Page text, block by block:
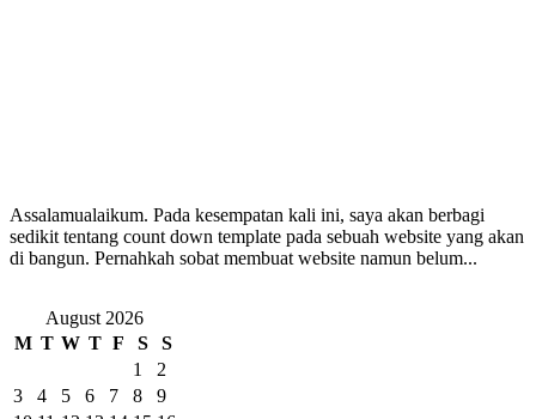
Assalamualaikum. Pada kesempatan kali ini, saya akan berbagi
sedikit tentang count down template pada sebuah website yang akan
di bangun. Pernahkah sobat membuat website namun belum...
August 2026
M T W T F S
S
1
2
3
4 5 6 7 8
9